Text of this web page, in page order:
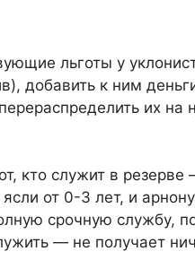
льготы у
добавить к ним
их на
кто служит в
от 0-3 лет, и
срочную службу,
— не получает